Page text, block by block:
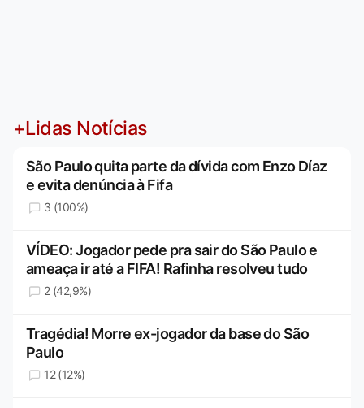
+Lidas Notícias
São Paulo quita parte da dívida com Enzo Díaz
e evita denúncia à Fifa
3 (100%)
VÍDEO: Jogador pede pra sair do São Paulo e
ameaça ir até a FIFA! Rafinha resolveu tudo
2 (42,9%)
Tragédia! Morre ex-jogador da base do São
Paulo
12 (12%)